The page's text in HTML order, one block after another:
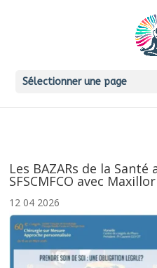
Sélectionner une page
Les BAZARs de la
SFSCMFCO avec
12 04 2026